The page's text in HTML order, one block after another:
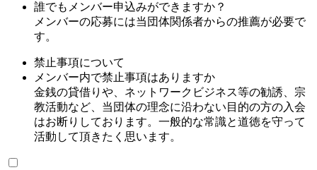
誰でもメンバー申込みができますか？
メンバーの応募には当団体関係者からの推薦が必要で
す。
禁止事項について
メンバー内で禁止事項はありますか
金銭の貸借りや、ネットワークビジネス等の勧誘、宗
教活動など、当団体の理念に沿わない目的の方の入会
はお断りしております。一般的な常識と道徳を守って
活動して頂きたく思います。